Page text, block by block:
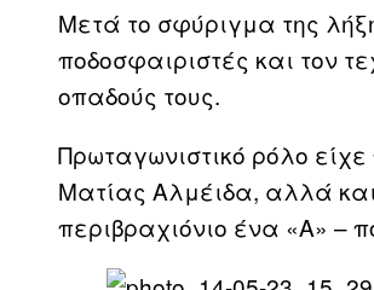
Μετά το σφύριγμα της
ποδοσφαιριστές και τον
οπαδούς τους.
Πρωταγωνιστικό ρόλο
Ματίας Αλμέιδα, αλλά
περιβραχιόνιο ένα «Α» –